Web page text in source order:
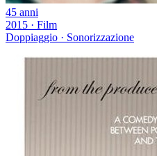
45 anni
2015 · Film
Doppiaggio · Sonorizzazione